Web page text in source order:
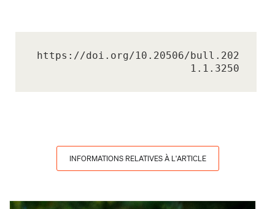
https://doi.org/10.20506/bull.202
1.1.3250
INFORMATIONS RELATIVES À L'ARTICLE